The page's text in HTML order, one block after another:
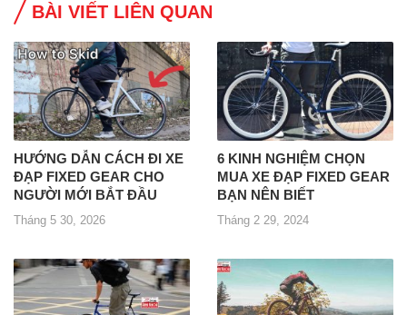
BÀI VIẾT LIÊN QUAN
HƯỚNG DẪN CÁCH ĐI XE
ĐẠP FIXED GEAR CHO
NGƯỜI MỚI BẮT ĐẦU
Tháng 5 30, 2026
6 KINH NGHIỆM CHỌN
MUA XE ĐẠP FIXED GEAR
BẠN NÊN BIẾT
Tháng 2 29, 2024